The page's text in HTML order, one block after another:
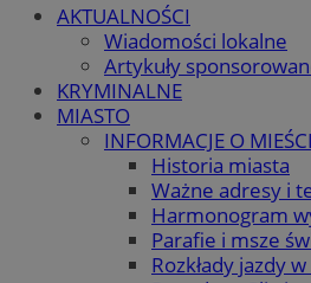
AKTUALNOŚCI
Wiadomości lokalne
Artykuły
KRYMINALNE
MIASTO
INFORMACJE O
Historia miasta
Ważne adresy i
Harmonogram
Parafie i msze
Rozkłady jazdy